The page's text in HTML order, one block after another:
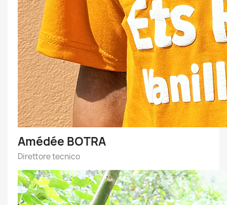
Amédée BOTRA
Direttore tecnico